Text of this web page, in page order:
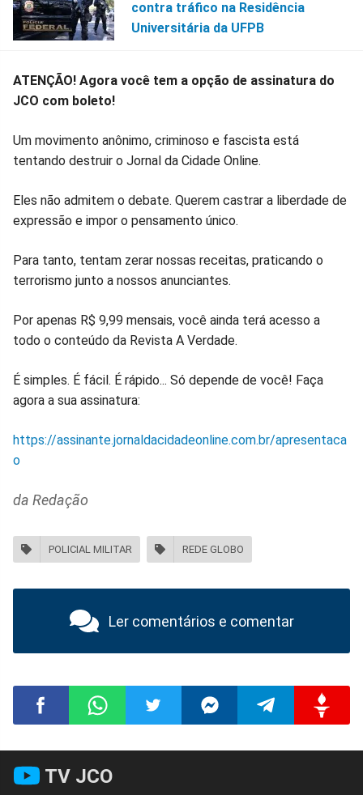
contra tráfico na Residência
Universitária da UFPB
ATENÇÃO! Agora você tem a opção de assinatura do
JCO com boleto!
Um movimento anônimo, criminoso e fascista está
tentando destruir o Jornal da Cidade Online.
Eles não admitem o debate. Querem castrar a liberdade de
expressão e impor o pensamento único.
Para tanto, tentam zerar nossas receitas, praticando o
terrorismo junto a nossos anunciantes.
Por apenas R$ 9,99 mensais, você ainda terá acesso a
todo o conteúdo da Revista A Verdade.
É simples. É fácil. É rápido... Só depende de você! Faça
agora a sua assinatura:
https://assinante.jornaldacidadeonline.com.br/apresentaca
o
da Redação
POLICIAL MILITAR REDE GLOBO
Ler comentários e comentar
Compartilhar
TV JCO